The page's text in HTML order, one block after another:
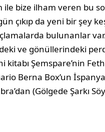
bize ilham veren bu
çıkıp da yeni bir şey
bulunanlar
ve gönüllerindeki
kitabı Şemspare’nin
Berna Box’un
(Gölgede Şarkı